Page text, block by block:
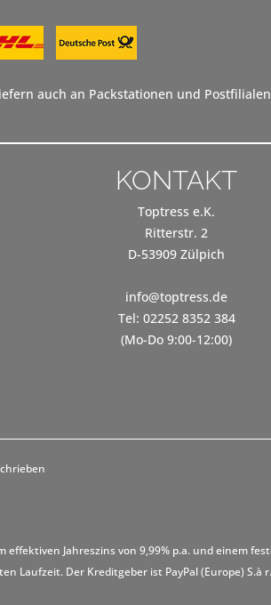
auch an Packstationen und
KONTAKT
Toptress e.K.
Ritterstr. 2
D-53909 Zülpich
info@toptress.de
Tel: 02252 8352 384
(Mo-Do 9:00-12:00)
Jahreszins von 9,99% p.a. und einem
Laufzeit. Der Kreditgeber ist PayPal (Europe) S.à